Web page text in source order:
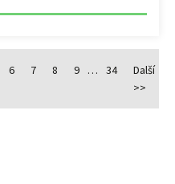
6 7 8 9 … 34
Další
>>